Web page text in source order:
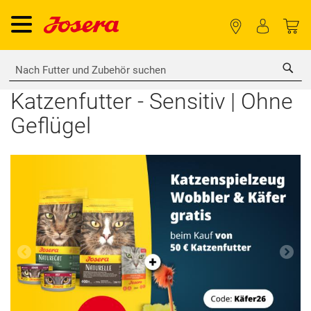
Katzenfutter - Sensitiv | Ohne
Geflügel